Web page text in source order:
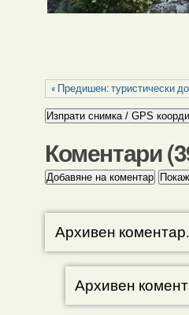
« Предишен: туристически
Коментари (
Архивен коментар.
Архивен